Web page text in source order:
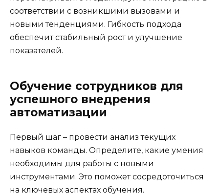
соответствии с возникшими вызовами и
новыми тенденциями. Гибкость подхода
обеспечит стабильный рост и улучшение
показателей.
Обучение сотрудников для
успешного внедрения
автоматизации
Первый шаг – провести анализ текущих
навыков команды. Определите, какие умения
необходимы для работы с новыми
инструментами. Это поможет сосредоточиться
на ключевых аспектах обучения.